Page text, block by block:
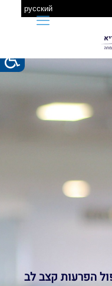
русский